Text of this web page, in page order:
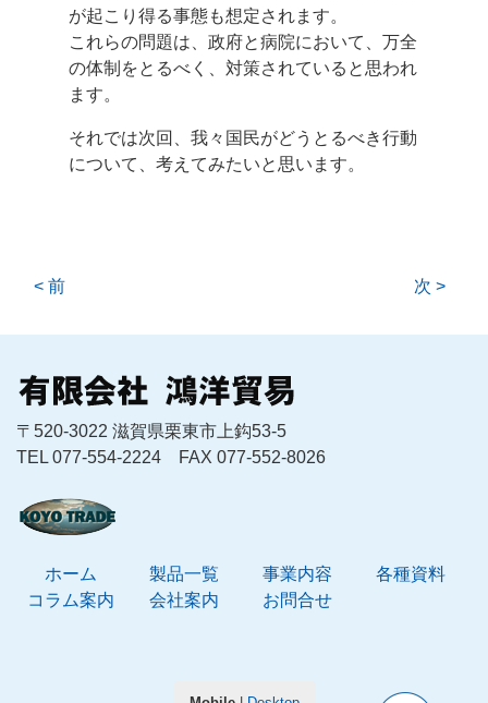
が起こり得る事態も想定されます。
これらの問題は、政府と病院において、万全
の体制をとるべく、対策されていると思われ
ます。
それでは次回、我々国民がどうとるべき行動
について、考えてみたいと思います。
< 前 次 >
〒520-3022 滋賀県栗東市上鈎53-5
TEL 077-554-2224 FAX 077-552-8026
ホーム 製品一覧 事業内容
各種資料
コラム案内
会社案内 お問合せ